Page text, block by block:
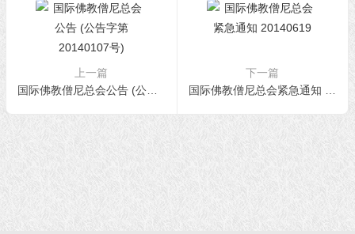
上一篇
国际佛教僧尼总会公告 (公告字第20140107号)
下一篇
国际佛教僧尼总会紧急通知 20140619